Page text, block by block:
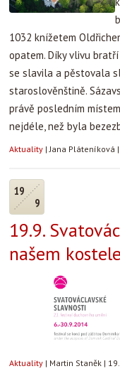
1032 knížetem
opatem. Díky vlivu
se slavila a pěstovala
staroslověnštině.
právě posledním
nejdéle, než byla
Aktuality |Jana Pláteníková |
19
9
19.9.
našem
Aktuality | Martin Staněk |